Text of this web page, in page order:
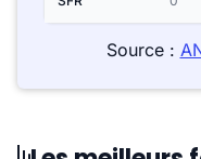
Source :